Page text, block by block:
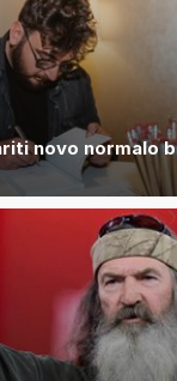
novo normalo